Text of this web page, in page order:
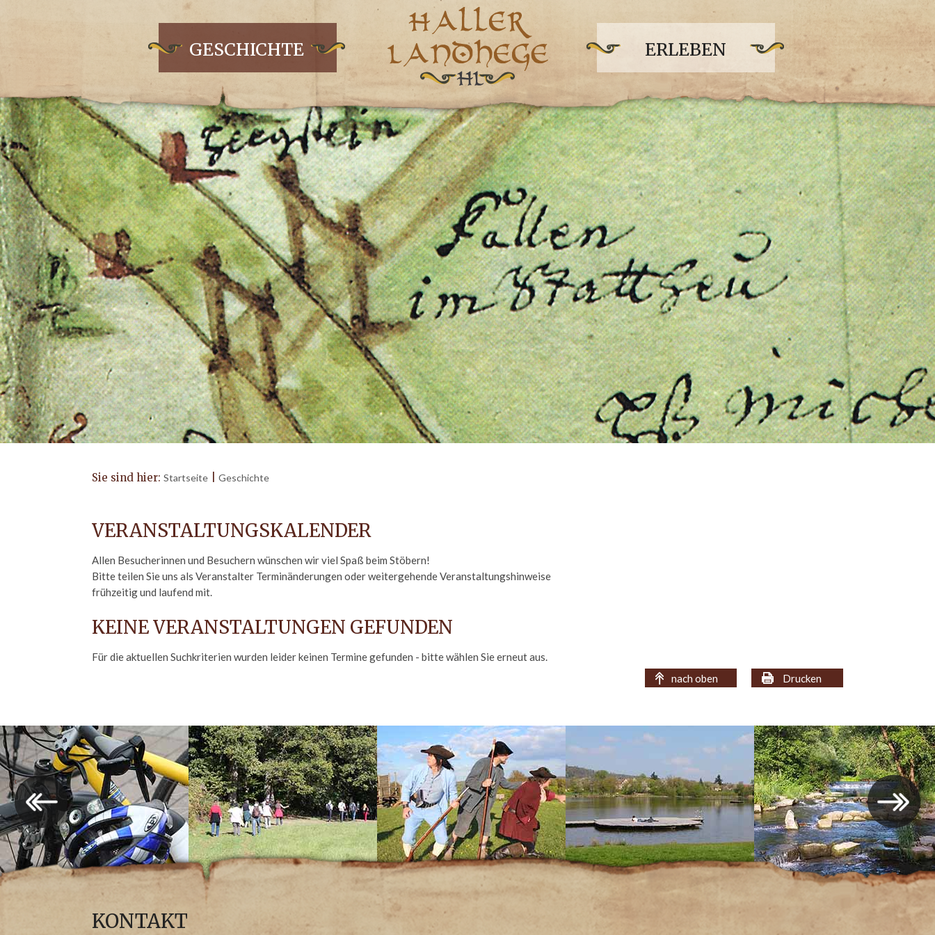
GESCHICHTE ERLEBEN
Sie sind hier: Startseite Geschichte
VERANSTALTUNGSKALENDER
Allen Besucherinnen und Besuchern wünschen wir viel Spaß beim Stöbern!
Bitte teilen Sie uns als Veranstalter Terminänderungen oder weitergehende Veranstaltungshinweise
frühzeitig und laufend mit.
KEINE VERANSTALTUNGEN GEFUNDEN
Für die aktuellen Suchkriterien wurden leider keinen Termine gefunden - bitte wählen Sie erneut aus.
nach oben
Drucken
‹ ›
KONTAKT